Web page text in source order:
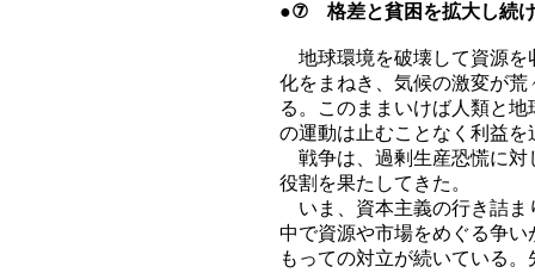
●⑦ 格差と貧困を拡大し続
地球環境を破壊して資源を
化をまねき、気候の激変が
る。このままいけば人類と
の運動は止むことなく利益
戦争は、過剰生産恐慌に対
役割を果たしてきた。
いま、資本主義の行き詰ま
中で資源や市場をめぐる争
もっての対立が続いている